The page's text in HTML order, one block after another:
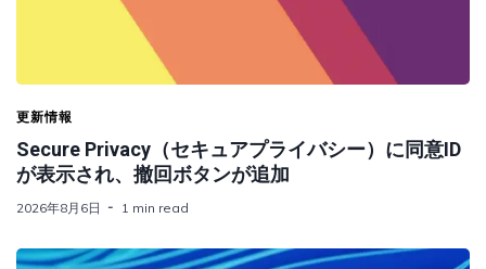
更新情報
Secure Privacy（セキュアプライバシー）に同意ID
が表示され、撤回ボタンが追加
2026年8月6日 1 min read